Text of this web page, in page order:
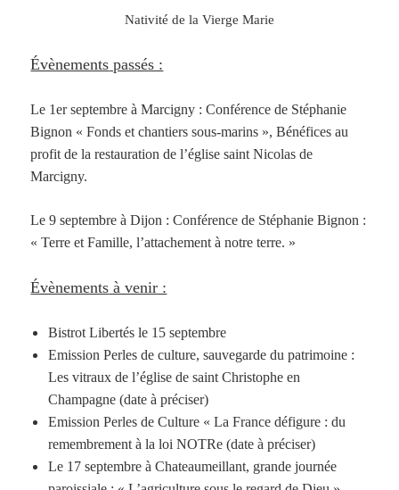
Nativité de la Vierge Marie
Évènements passés :
Le 1er septembre à Marcigny : Conférence de Stéphanie
Bignon « Fonds et chantiers sous-marins », Bénéfices au
profit de la restauration de l’église saint Nicolas de
Marcigny.
Le 9 septembre à Dijon : Conférence de Stéphanie Bignon :
« Terre et Famille, l’attachement à notre terre. »
Évènements à venir :
Bistrot Libertés le 15 septembre
Emission Perles de culture, sauvegarde du patrimoine :
Les vitraux de l’église de saint Christophe en
Champagne (date à préciser)
Emission Perles de Culture « La France défigure : du
remembrement à la loi NOTRe (date à préciser)
Le 17 septembre à Chateaumeillant, grande journée